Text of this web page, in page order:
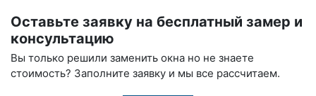
Оставьте заявку на бесплатный замер и
консультацию
Вы только решили заменить окна но не знаете
стоимость? Заполните заявку и мы все рассчитаем.